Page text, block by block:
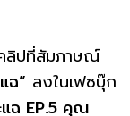
ลิปที่สัมภาษณ์
ฉ” ลงในเฟซบุ๊ก
แฉ EP.5 คุณ